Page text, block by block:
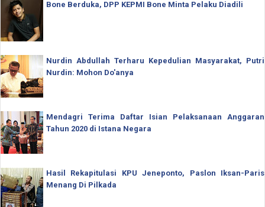
Bone Berduka, DPP KEPMI Bone Minta Pelaku Diadili
Nurdin Abdullah Terharu Kepedulian Masyarakat, Putri
Nurdin: Mohon Do'anya
Mendagri Terima Daftar Isian Pelaksanaan Anggaran
Tahun 2020 di Istana Negara
Hasil Rekapitulasi KPU Jeneponto, Paslon Iksan-Paris
Menang Di Pilkada